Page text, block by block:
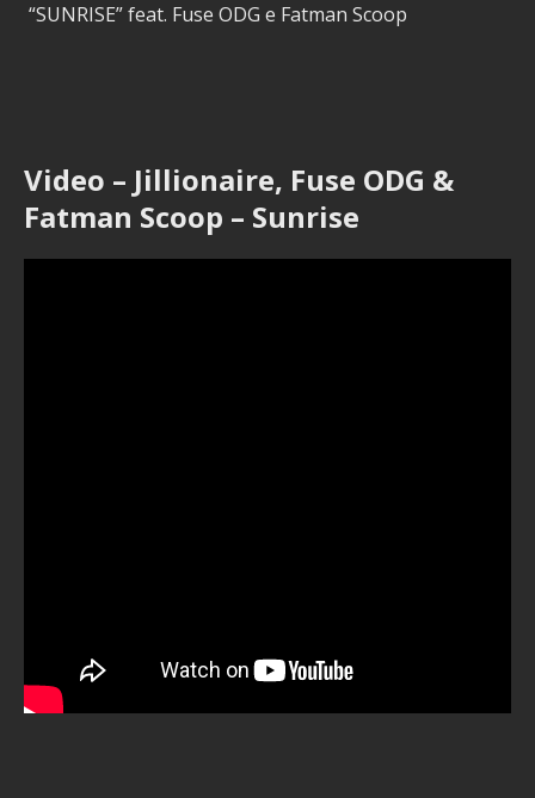
“SUNRISE” feat. Fuse ODG e Fatman Scoop
Video – Jillionaire, Fuse ODG &
Fatman Scoop – Sunrise